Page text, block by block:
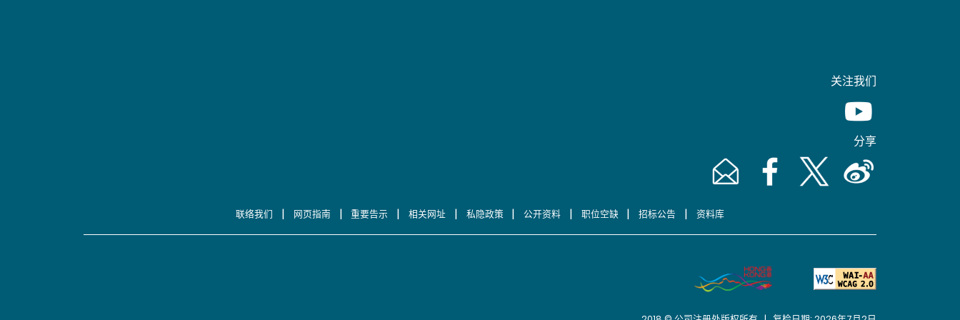
关注我们
Youtube [This link
分享
Email [This link will pop up in a new window]
Facebook [This link will pop up in a
Twitter [This link will pop up
Weibo [This link will
联络我们 | 网页指南 | 重要告示 | 相关网址 | 私隐政策 | 公开资料 | 职位空缺 | 招标公告 | 资料库